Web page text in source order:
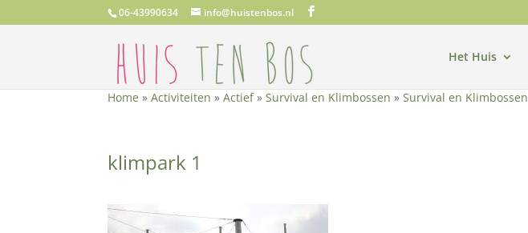
06-43990634 info@huistenbos.nl
Het Huis
Home »Activiteiten »Actief»Survival en Klimbossen »Survival en Klimbossen
klimpark 1